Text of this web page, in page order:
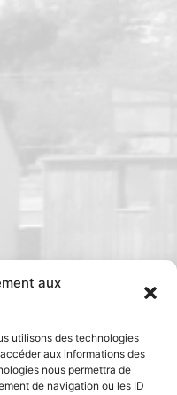
aux
utilisons des technologies
aux informations des
nous permettra de
de navigation ou les ID